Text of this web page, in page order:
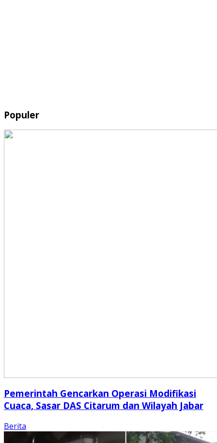
Populer
Pemerintah Gencarkan Operasi Modifikasi
Cuaca, Sasar DAS Citarum dan Wilayah Jabar
Berita